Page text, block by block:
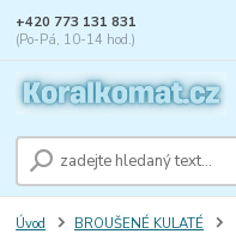
+420 773 131 831
(Po-Pá, 10-14 hod.)
Úvod BROUŠENÉ KULATÉ